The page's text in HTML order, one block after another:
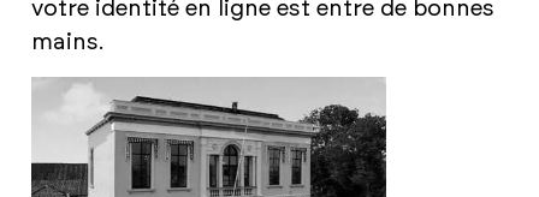
votre identité en ligne est entre de bonnes
mains.